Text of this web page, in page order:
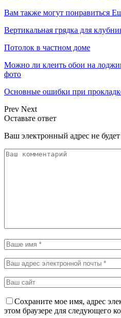
Вам также могут понравиться
Вертикальная грядка для
Потолок в частном доме
Можно ли клеить обои на
фото
Основные ошибки при
Prev Next
Оставьте ответ
Ваш электронный адрес не
Сохраните мое имя, адрес
этом браузере для следующего